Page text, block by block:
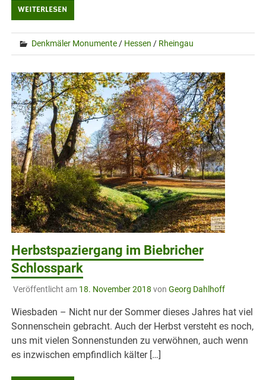
WEITERLESEN
Denkmäler Monumente / Hessen / Rheingau
Herbstspaziergang im Biebricher
Schlosspark
Veröffentlicht am 18. November 2018 von Georg Dahlhoff
Wiesbaden – Nicht nur der Sommer dieses Jahres hat viel
Sonnenschein gebracht. Auch der Herbst versteht es noch,
uns mit vielen Sonnenstunden zu verwöhnen, auch wenn
es inzwischen empfindlich kälter […]